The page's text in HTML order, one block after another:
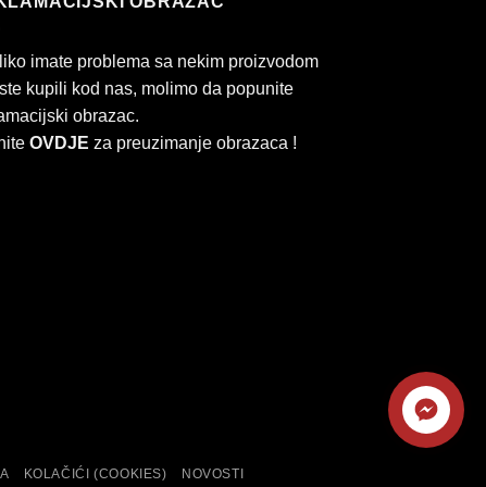
imate problema sa nekim proizvodom
kupili kod nas, molimo da popunite
obrazac.
OVDJE za preuzimanje obrazaca !
KOLAČIĆI (COOKIES) NOVOSTI
Kontaktirajte
nas